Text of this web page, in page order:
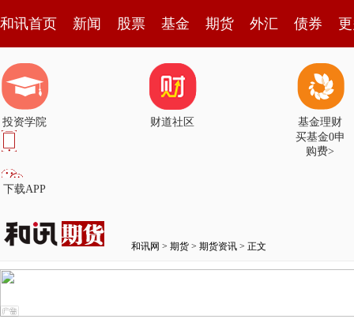
和讯首页 新闻 股票 基金 期货 外汇 债券
投资学院 财道社区
基金理财
买基金0申
购费>
下载APP
和讯网 > 期货 > 期货资讯 > 正文